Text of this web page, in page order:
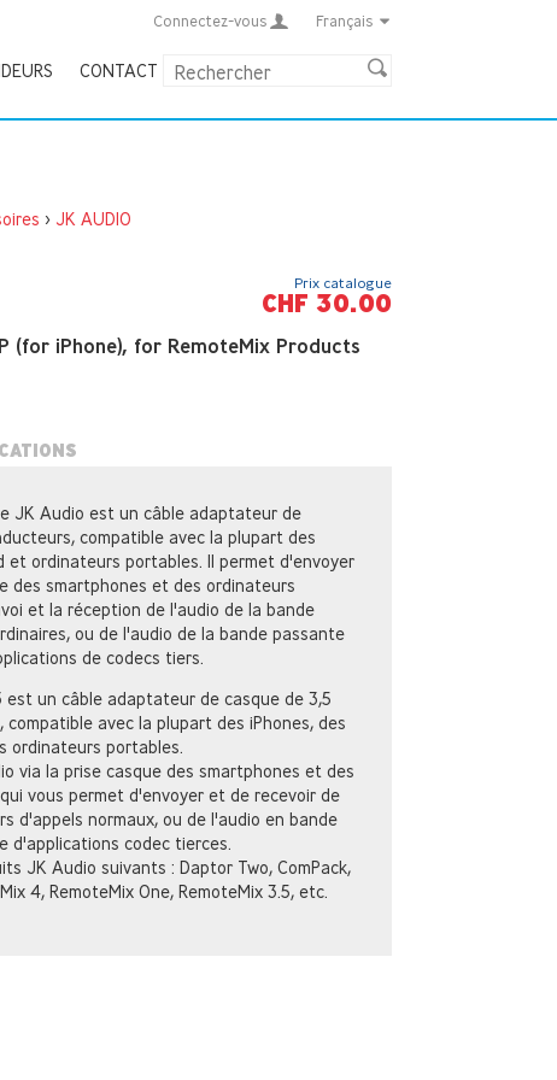
Connectez-vous Français
CONTACT
> JK AUDIO
(for iPhone), for RemoteMix Products
Prix catalogue
CHF 30.00
JK Audio est un câble adaptateur de
compatible avec la plupart des
et ordinateurs portables. Il permet d'envoyer
des smartphones et des ordinateurs
et la réception de l'audio de la bande
ou de l'audio de la bande passante
de codecs tiers.
est un câble adaptateur de casque de 3,5
avec la plupart des iPhones, des
ordinateurs portables.
via la prise casque des smartphones et des
vous permet d'envoyer et de recevoir de
d'appels normaux, ou de l'audio en bande
d'applications codec tierces.
JK Audio suivants : Daptor Two, ComPack,
4, RemoteMix One, RemoteMix 3.5, etc.